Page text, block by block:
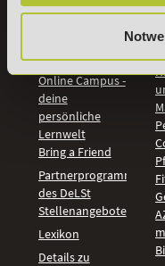
Bildungsgutschein
Check
Online Campus -
deine
persönliche
Lernwelt
Bring a Friend
Partnerprogramm
des DeLSt
Stellenangebote
Lexikon
Details zu